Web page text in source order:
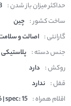
حداکثر میزان باز شدن :
ساخت کشور : چین
گارانتی : اصالت و
جنس دسته : پلاستیکی
روکش : دارد
قفل : ندارد
اقلام همراه : spec: 15